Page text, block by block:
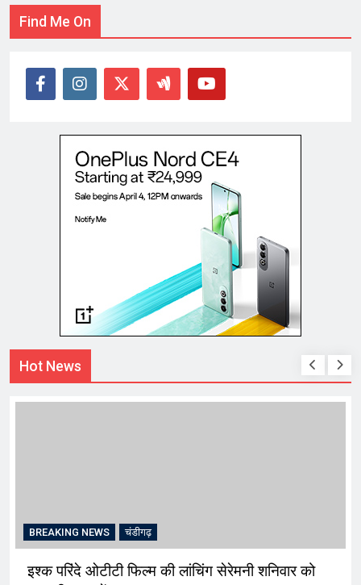
Find Me On
Hot News
BREAKING NEWS चंडीगढ़
इश्क परिंदे ओटीटी फिल्म की लांचिंग सेरेमनी शनिवार को